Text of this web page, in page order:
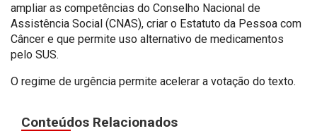
ampliar as competências do Conselho Nacional de
Assistência Social (CNAS), criar o Estatuto da Pessoa com
Câncer e que permite uso alternativo de medicamentos
pelo SUS.
O regime de urgência permite acelerar a votação do texto.
Conteúdos Relacionados